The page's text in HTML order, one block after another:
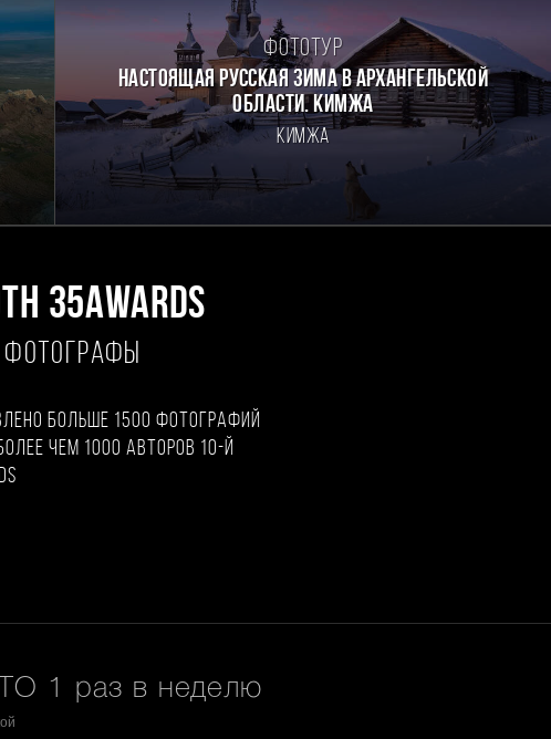
Фототур
Настоящая Русская зима в Архангельской
области. Кимжа
Кимжа
35AWARDS
больше 1500 фотографий
чем 1000 авторов 10-й
1 раз в неделю